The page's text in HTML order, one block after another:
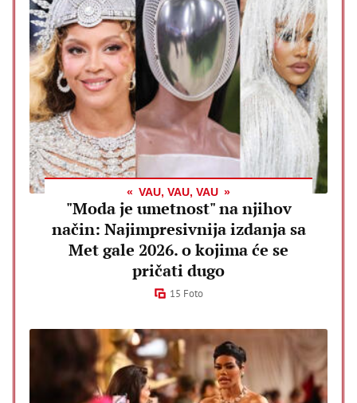
VAU, VAU, VAU
"Moda je umetnost" na njihov
način: Najimpresivnija izdanja sa
Met gale 2026. o kojima će se
pričati dugo
15 Foto